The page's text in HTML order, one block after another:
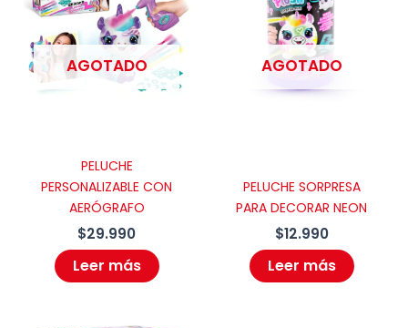
Guarda mi nombre, correo electrónico
y web en este navegador para la
próxima vez que comente.
AGOTADO
PELUCHE
PERSONALIZABLE CON
AERÓGRAFO
$29.990
Leer más
AGOTADO
PELUCHE SORPRESA
PARA DECORAR NEON
$12.990
Leer más